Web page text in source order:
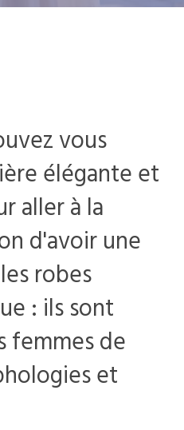
vous
élégante et
aller à la
d'avoir une
robes
: ils sont
femmes de
et